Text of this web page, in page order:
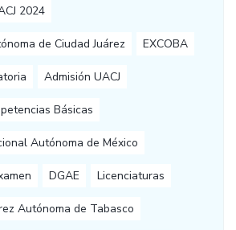
2024
de Ciudad Juárez EXCOBA
Admisión UACJ
Básicas
Autónoma de México
DGAE Licenciaturas
Autónoma de Tabasco